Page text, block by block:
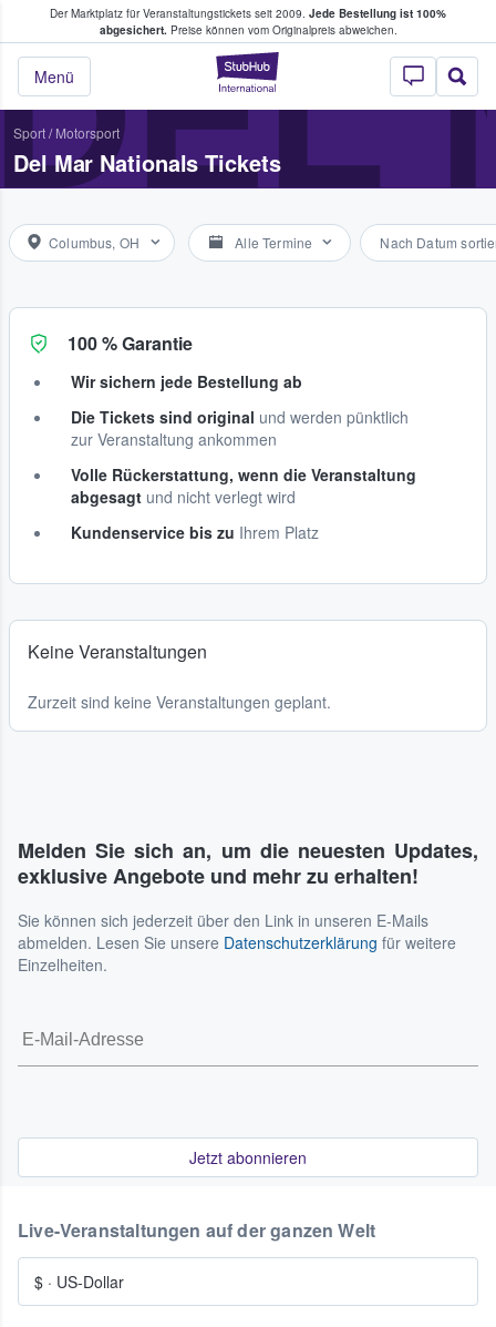
Der Marktplatz für Veranstaltungstickets seit 2009. Jede Bestellung ist 100%
abgesichert.Preise können vom Originalpreis abweichen.
StubHub - Wo
Menü
Tickets kaufen & verkaufen
Sport/ Motorsport
Del Mar Nationals Tickets
Columbus, OH Alle Termine Nach Datum
100 % Garantie
Wir sichern jede Bestellung ab
Die Tickets sind original und werden pünktlich
zur Veranstaltung ankommen
Volle Rückerstattung, wenn die Veranstaltung
abgesagt und nicht verlegt wird
Kundenservice bis zu Ihrem Platz
Keine Veranstaltungen
Zurzeit sind keine Veranstaltungen geplant.
Melden Sie sich an, um die neuesten Updates,
exklusive Angebote und mehr zu erhalten!
Sie können sich jederzeit über den Link in unseren E-Mails
abmelden. Lesen Sie unsere Datenschutzerklärung für weitere
Einzelheiten.
Jetzt abonnieren
Live-Veranstaltungen auf der ganzen Welt
$ · US-Dollar